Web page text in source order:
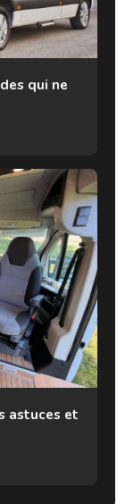
qui ne
astuces et